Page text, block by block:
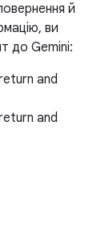
й
ви
до Gemini:
and
and